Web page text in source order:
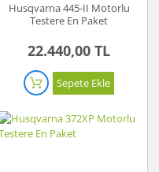
Husqvarna 445-II Motorlu
Testere En Paket
22.440,00 TL
Sepete Ekle